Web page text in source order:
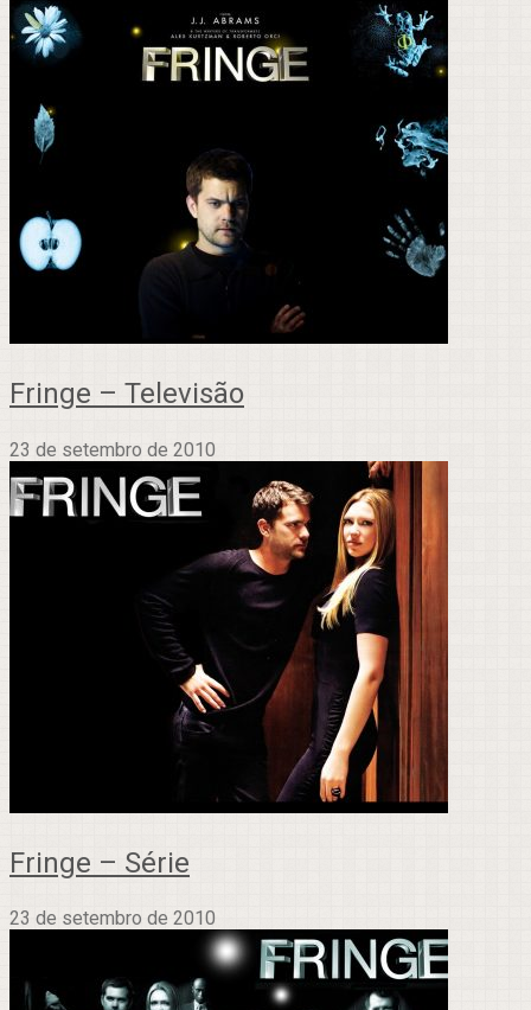
Fringe – Televisão
23 de setembro de 2010
Fringe – Série
23 de setembro de 2010